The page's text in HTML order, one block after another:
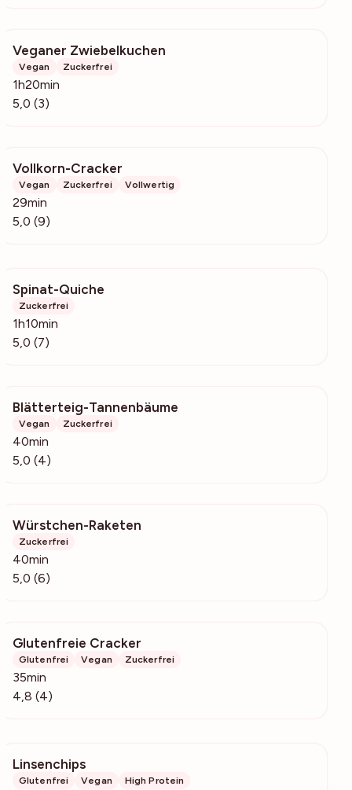
Veganer Zwiebelkuchen
Vegan Zuckerfrei
1h20min
5,0 (3)
Vollkorn-Cracker
Vegan Zuckerfrei Vollwertig
29min
5,0 (9)
Spinat-Quiche
Zuckerfrei
1h10min
5,0 (7)
Blätterteig-Tannenbäume
Vegan Zuckerfrei
40min
5,0 (4)
Würstchen-Raketen
Zuckerfrei
40min
5,0 (6)
Glutenfreie Cracker
Glutenfrei Vegan Zuckerfrei
35min
4,8 (4)
Linsenchips
Glutenfrei Vegan High Protein